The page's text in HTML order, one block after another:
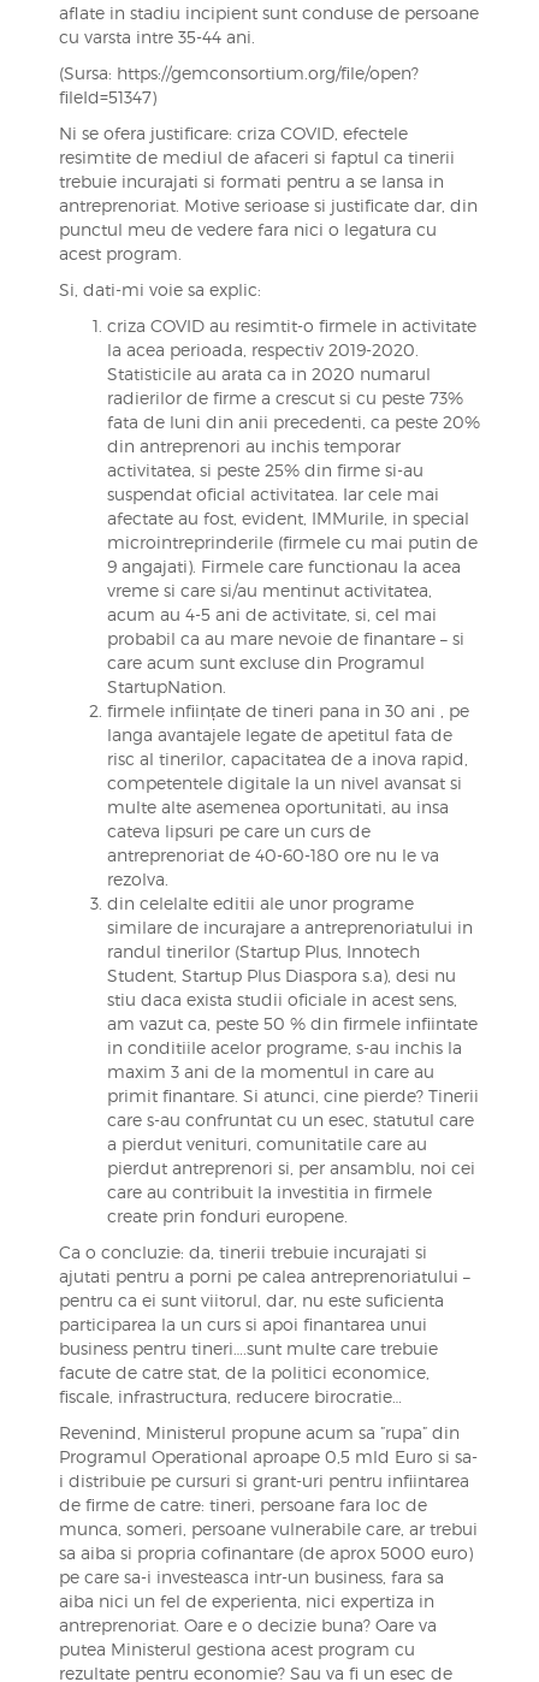
aflate in stadiu incipient sunt conduse de persoane
cu varsta intre 35-44 ani.
(Sursa: https://gemconsortium.org/file/open?
fileId=51347)
Ni se ofera justificare: criza COVID, efectele
resimtite de mediul de afaceri si faptul ca tinerii
trebuie incurajati si formati pentru a se lansa in
antreprenoriat. Motive serioase si justificate dar, din
punctul meu de vedere fara nici o legatura cu
acest program.
Si, dati-mi voie sa explic:
criza COVID au resimtit-o firmele in activitate
la acea perioada, respectiv 2019-2020.
Statisticile au arata ca in 2020 numarul
radierilor de firme a crescut si cu peste 73%
fata de luni din anii precedenti, ca peste 20%
din antreprenori au inchis temporar
activitatea, si peste 25% din firme si-au
suspendat oficial activitatea. Iar cele mai
afectate au fost, evident, IMMurile, in special
microintreprinderile (firmele cu mai putin de
9 angajati). Firmele care functionau la acea
vreme si care si/au mentinut activitatea,
acum au 4-5 ani de activitate, si, cel mai
probabil ca au mare nevoie de finantare – si
care acum sunt excluse din Programul
StartupNation.
firmele inființate de tineri pana in 30 ani , pe
langa avantajele legate de apetitul fata de
risc al tinerilor, capacitatea de a inova rapid,
competentele digitale la un nivel avansat si
multe alte asemenea oportunitati, au insa
cateva lipsuri pe care un curs de
antreprenoriat de 40-60-180 ore nu le va
rezolva.
din celelalte editii ale unor programe
similare de incurajare a antreprenoriatului in
randul tinerilor (Startup Plus, Innotech
Student, Startup Plus Diaspora s.a), desi nu
stiu daca exista studii oficiale in acest sens,
am vazut ca, peste 50 % din firmele infiintate
in conditiile acelor programe, s-au inchis la
maxim 3 ani de la momentul in care au
primit finantare. Si atunci, cine pierde? Tinerii
care s-au confruntat cu un esec, statutul care
a pierdut venituri, comunitatile care au
pierdut antreprenori si, per ansamblu, noi cei
care au contribuit la investitia in firmele
create prin fonduri europene.
Ca o concluzie: da, tinerii trebuie incurajati si
ajutati pentru a porni pe calea antreprenoriatului –
pentru ca ei sunt viitorul, dar, nu este suficienta
participarea la un curs si apoi finantarea unui
business pentru tineri….sunt multe care trebuie
facute de catre stat, de la politici economice,
fiscale, infrastructura, reducere birocratie…
Revenind, Ministerul propune acum sa ”rupa” din
Programul Operational aproape 0,5 mld Euro si sa-
i distribuie pe cursuri si grant-uri pentru infiintarea
de firme de catre: tineri, persoane fara loc de
munca, someri, persoane vulnerabile care, ar trebui
sa aiba si propria cofinantare (de aprox 5000 euro)
pe care sa-i investeasca intr-un business, fara sa
aiba nici un fel de experienta, nici expertiza in
antreprenoriat. Oare e o decizie buna? Oare va
putea Ministerul gestiona acest program cu
rezultate pentru economie? Sau va fi un esec de